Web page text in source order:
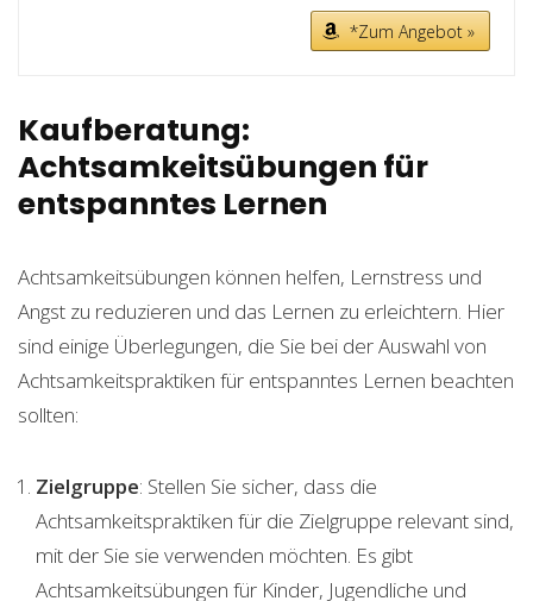
*Zum Angebot »
Kaufberatung:
Achtsamkeitsübungen für
entspanntes Lernen
Achtsamkeitsübungen können helfen, Lernstress und
Angst zu reduzieren und das Lernen zu erleichtern. Hier
sind einige Überlegungen, die Sie bei der Auswahl von
Achtsamkeitspraktiken für entspanntes Lernen beachten
sollten:
Zielgruppe: Stellen Sie sicher, dass die
Achtsamkeitspraktiken für die Zielgruppe relevant sind,
mit der Sie sie verwenden möchten. Es gibt
Achtsamkeitsübungen für Kinder, Jugendliche und